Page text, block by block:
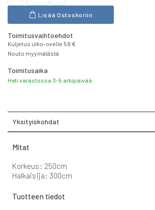
Lisää Ostoskoriin
Toimitusvaihtoehdot
Kuljetus ulko-ovelle 59 €
Nouto myymälästä
Toimitusaika
Heti varastossa 3-5 arkipäivää
Yksityiskohdat
Mitat
Korkeus: 250cm
Halkaisija: 300cm
Tuotteen tiedot